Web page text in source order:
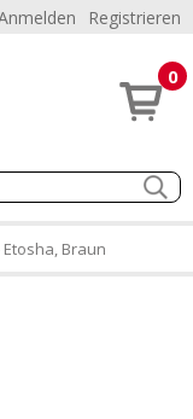
Registrieren
0
Etosha, Braun